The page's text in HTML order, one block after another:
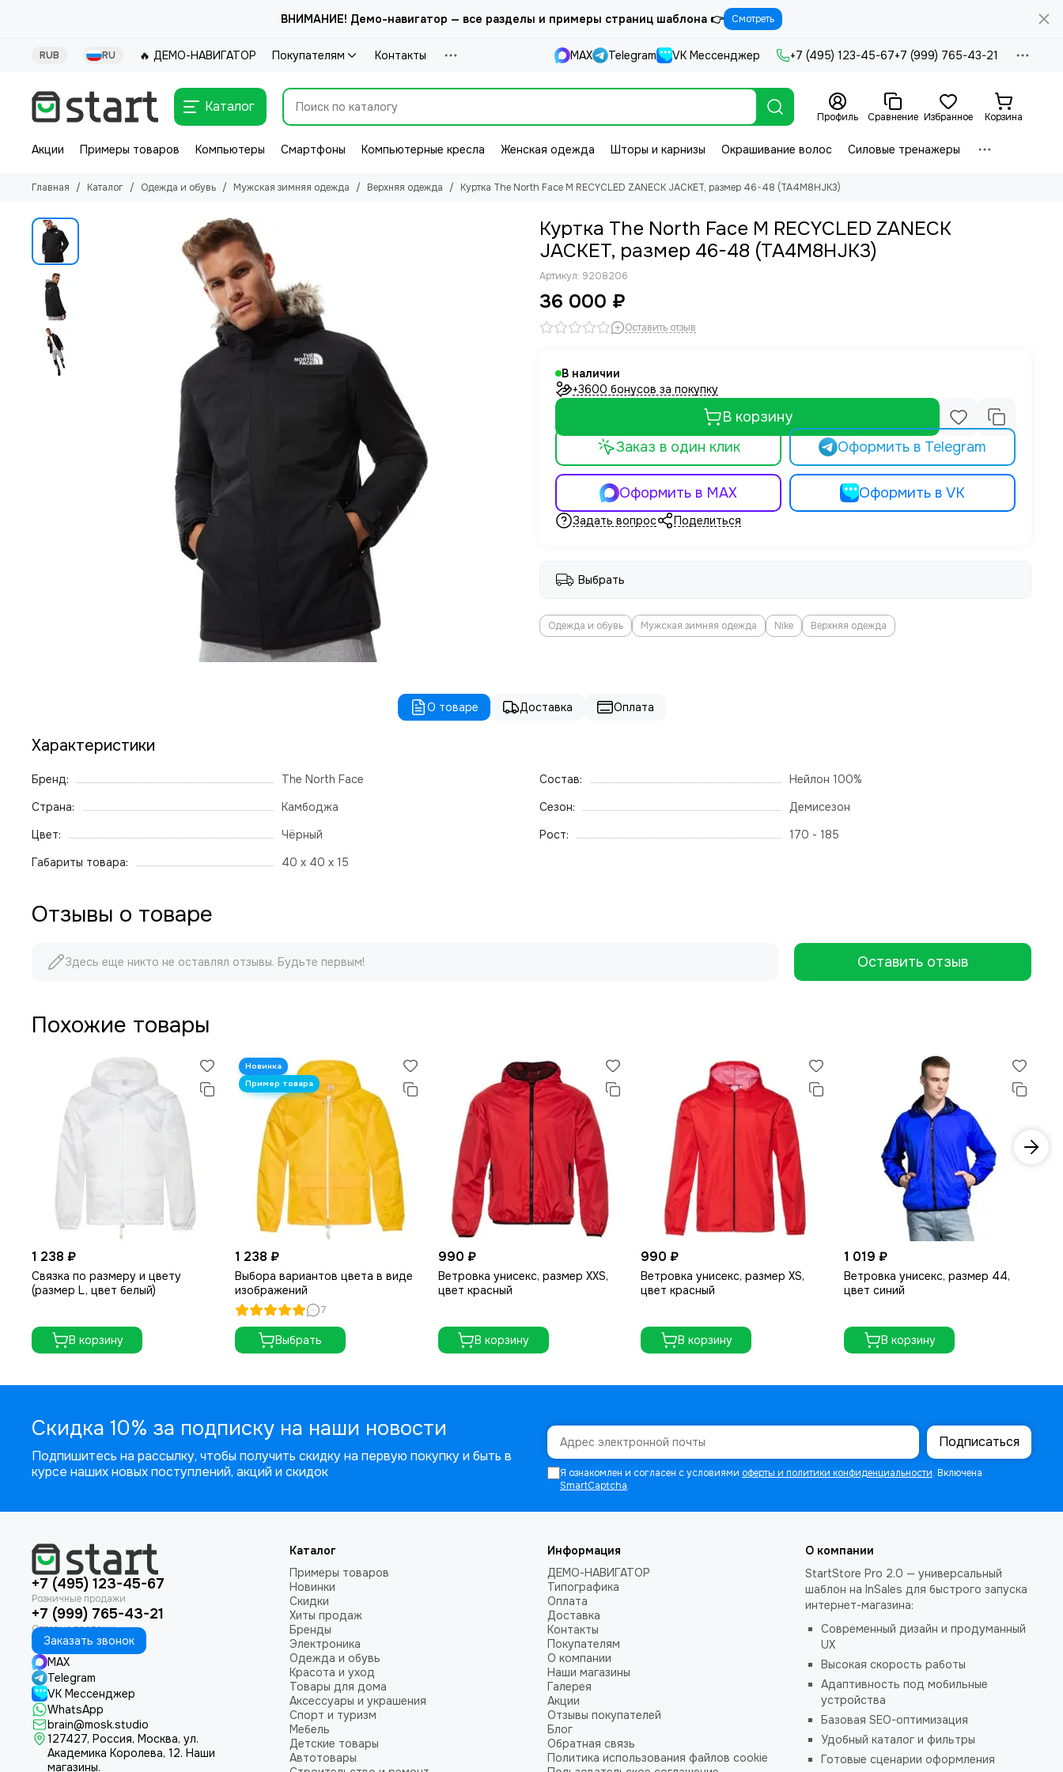
ВНИМАНИЕ! Демо-навигатор — все разделы и примеры страниц шаблона 👉 Смотреть
RUB RU 🔥 ДЕМО-НАВИГАТОР Покупателям Контакты MAX Telegram VK Мессенджер +7 (495) 123-45-67+7 (999) 765-43-21
Каталог
Профиль Сравнение Избранное Корзина
Акции Примеры товаров Компьютеры Смартфоны Компьютерные кресла Женская одежда Шторы и карнизы Окрашивание волос Силовые тренажеры
Главная Каталог Одежда и обувь Мужская зимняя одежда Верхняя одежда Куртка The North Face M RECYCLED ZANECK JACKET, размер 46-48 (TA4M8HJK3)
Куртка The North Face M RECYCLED ZANECK
JACKET, размер 46-48 (TA4M8HJK3)
Артикул: 9208206
36 000 ₽
Оставить отзыв
В наличии
+3600 бонусов за покупку
В корзину
Оформить в Telegram
Оформить в MAX Оформить в VK
Заказ в один клик
Задать вопрос Поделиться
Выбрать
Одежда и обувь Мужская зимняя одежда Nike Верхняя одежда
О товаре Доставка Оплата
Характеристики
Бренд:
The North Face
Страна:
Камбоджа
Цвет:
Чёрный
Габариты товара:
40 x 40 x 15
Состав:
Нейлон 100%
Сезон:
Демисезон
Рост:
170 - 185
Отзывы о товаре
Здесь еще никто не оставлял отзывы. Будьте первым! Оставить отзыв
Похожие товары
1 238 ₽
Связка по размеру и цвету
(размер L, цвет белый)
В корзину
1 238 ₽
Выбора вариантов цвета в виде
изображений
7
Выбрать
990 ₽
Ветровка унисекс, размер XXS,
цвет красный
В корзину
990 ₽
Ветровка унисекс, размер XS,
цвет красный
В корзину
1 019 ₽
Ветровка унисекс, размер 44,
цвет синий
В корзину
Скидка 10% за подписку на наши новости
Подпишитесь на рассылку, чтобы получить скидку на первую покупку и быть в
курсе наших новых поступлений, акций и скидок
Подписаться
Я ознакомлен и согласен с условиями оферты и политики конфиденциальности. Включена
SmartCaptcha.
+7 (495) 123-45-67
+7 (999) 765-43-21
Заказать звонок
MAX
Telegram
VK Мессенджер
WhatsApp
brain@mosk.studio
127427, Россия, Москва, ул.
Академика Королева, 12. Наши
магазины.
Каталог
Примеры товаров
Новинки
Скидки
Хиты продаж
Бренды
Электроника
Одежда и обувь
Красота и уход
Товары для дома
Аксессуары и украшения
Спорт и туризм
Мебель
Детские товары
Автотовары
Информация
ДЕМО-НАВИГАТОР
Типографика
Оплата
Доставка
Контакты
Покупателям
О компании
Наши магазины
Галерея
Акции
Отзывы покупателей
Блог
Обратная связь
Политика использования файлов cookie
О компании
StartStore Pro 2.0 — универсальный
шаблон на InSales для быстрого запуска
интернет-магазина:
Современный дизайн и продуманный
UX
Высокая скорость работы
Адаптивность под мобильные
устройства
Базовая SEO-оптимизация
Удобный каталог и фильтры
Готовые сценарии оформления